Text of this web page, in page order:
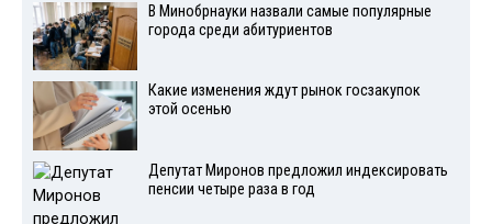
В Минобрнауки назвали самые популярные
города среди абитуриентов
Какие изменения ждут рынок госзакупок
этой осенью
Депутат Миронов предложил индексировать
пенсии четыре раза в год